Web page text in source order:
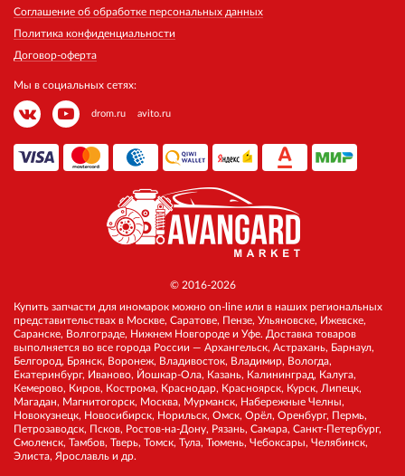
Соглашение об обработке персональных данных
Политика конфиденциальности
Договор-оферта
Мы в социальных сетях:
drom.ru avito.ru
© 2016-2026
Купить запчасти для иномарок можно on-line или в наших региональных
представительствах в Москве, Саратове, Пензе, Ульяновске, Ижевске,
Саранске, Волгограде, Нижнем Новгороде и Уфе. Доставка товаров
выполняется во все города России — Архангельск, Астрахань, Барнаул,
Белгород, Брянск, Воронеж, Владивосток, Владимир, Вологда,
Екатеринбург, Иваново, Йошкар-Ола, Казань, Калининград, Калуга,
Кемерово, Киров, Кострома, Краснодар, Красноярск, Курск, Липецк,
Магадан, Магнитогорск, Москва, Мурманск, Набережные Челны,
Новокузнецк, Новосибирск, Норильск, Омск, Орёл, Оренбург, Пермь,
Петрозаводск, Псков, Ростов-на-Дону, Рязань, Самара, Санкт-Петербург,
Смоленск, Тамбов, Тверь, Томск, Тула, Тюмень, Чебоксары, Челябинск,
Элиста, Ярославль и др.